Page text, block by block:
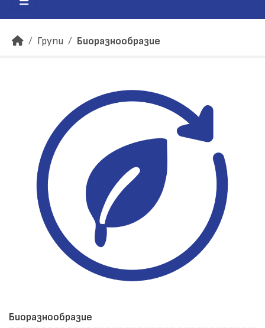
Групи Биоразнообразие
Биоразнообразие